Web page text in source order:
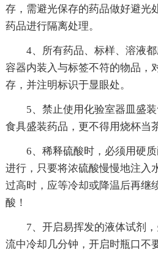
存，需避光保存的药品做好避光
药品进行隔离处理。
4、所有药品、标样、溶液
容器内装入与标签不符的物品，
存，并注明标识于显眼处。
5、禁止使用化验室器皿盛
食具盛装药品，更不得用烧杯当
6、稀释硫酸时，必须用硬
进行，只要将浓硫酸慢慢地注入
过高时，应等冷却或降温后再继
酸！
7、开启易挥发的液体试剂
流中冷却几分钟，开启时瓶口不